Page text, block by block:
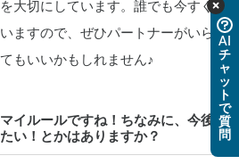
大切にしています。誰でも今すぐ
ますので、ぜひパートナーがいら
もいいかもしれません♪
イルールですね！ちなみに、今後
い！とかはありますか？
AI
チ
ャ
ッ
ト
で
質
問